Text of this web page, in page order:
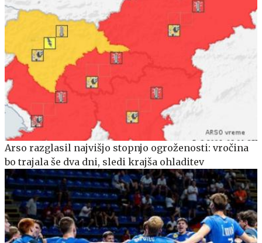
Arso razglasil najvišjo stopnjo ogroženosti: vročina
bo trajala še dva dni, sledi krajša ohladitev